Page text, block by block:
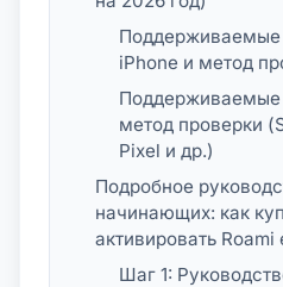
Поддерживаемые
iPhone и метод
Поддерживаемые
метод проверки
Pixel и др.)
Подробное
начинающих: как
активировать Roami
Шаг 1: